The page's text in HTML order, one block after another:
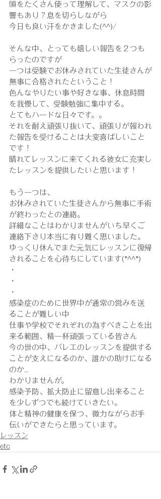
頭をたくさん使って理解して、マスクの影
響もあり？息を切らしながら
今日も良い汗をかきました(^^)/
そんな中、とっても嬉しい報告を２つも
らったのですが
一つは受験でお休みされていた生徒さんが
無事に合格されたということ！
色んなやりたい事や好きな事、休息時間
を我慢して、受験勉強に集中する。
とてもハードな日々です。。
それを耐え頑張り抜いて、頑張りが報われ
た報告を受けることは大変喜ばしいこと
です！
晴れてレッスンに来てくれる彼女に充実し
たレッスンを提供したいと思います！
もう一つは、
お休みされていた生徒さんから無事に手術
が終わったとの連絡。
詳細なことはわかりませんがいち早くご
連絡下さり本当に有り難く思いました。
ゆっくり休んでまた元気にレッスンに復帰
されることを心待ちにしています(*^^*)
・
・
・
感染症のために世界中が通常の営みを送
ることが難しい中
仕事や学校でそれぞれの為すべきことを出
来る範囲、精一杯頑張っている皆さん
今の世の中、バレエのレッスンを提供する
ことが支えになるのか、誰かの助けになる
のか...
わかりませんが。
感染予防、拡大防止に留意し出来ること
を少しずつでも続けていきたい。
体と精神の健康を保つ、微力ながらお手
伝いができたらと思っています。
レッスン
etc